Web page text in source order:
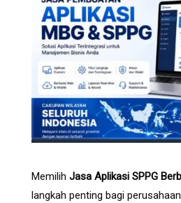
Memilih Jasa Aplikasi SPPG
langkah penting bagi